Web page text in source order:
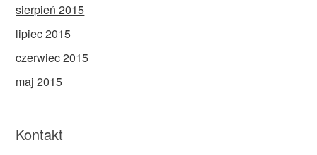
sierpień 2015
lipiec 2015
czerwiec 2015
maj 2015
Kontakt